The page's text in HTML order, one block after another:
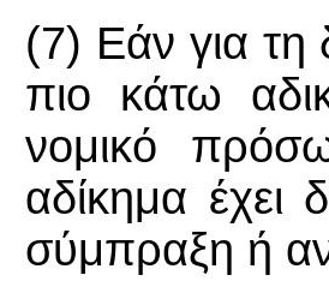
(7) Εάν για τη
πιο κάτω
νομικό
αδίκημα έχει
σύμπραξη ή